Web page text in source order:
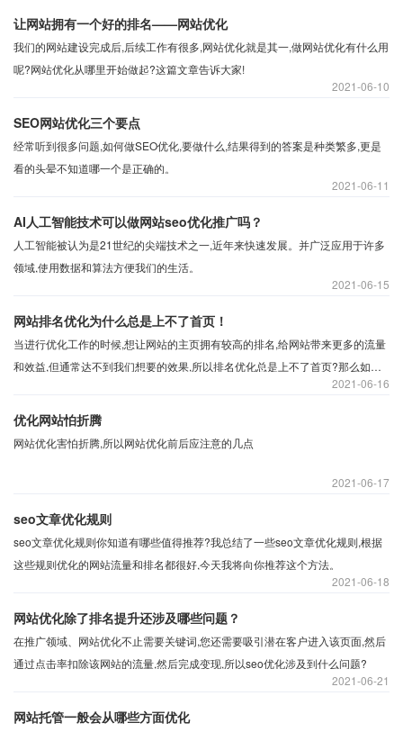
化的技巧是什么?
06-10
2021
让网站拥有一个好的排名——网站优化
我们的网站建设完成后,后续工作有很多,网站优化就是其一,做网站优化有什么用
呢?网站优化从哪里开始做起?这篇文章告诉大家!
06-11
2021
SEO网站优化三个要点
经常听到很多问题,如何做SEO优化,要做什么,结果得到的答案是种类繁多,更是
看的头晕不知道哪一个是正确的。
06-15
2021
AI人工智能技术可以做网站seo优化推广吗？
人工智能被认为是21世纪的尖端技术之一,近年来快速发展。并广泛应用于许多
领域,使用数据和算法方便我们的生活。
06-16
2021
网站排名优化为什么总是上不了首页！
当进行优化工作的时候,想让网站的主页拥有较高的排名,给网站带来更多的流量
和效益,但通常达不到我们想要的效果,所以排名优化总是上不了首页?那么如何
06-17
2021
优化网站怕折腾
网站优化害怕折腾,所以网站优化前后应注意的几点
06-18
2021
seo文章优化规则
seo文章优化规则你知道有哪些值得推荐?我总结了一些seo文章优化规则,根据
这些规则优化的网站流量和排名都很好,今天我将向你推荐这个方法。
06-21
2021
网站优化除了排名提升还涉及哪些问题？
在推广领域、网站优化不止需要关键词,您还需要吸引潜在客户进入该页面,然后
通过点击率扣除该网站的流量,然后完成变现,所以seo优化涉及到什么问题?
网站托管一般会从哪些方面优化